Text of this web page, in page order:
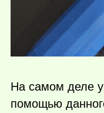
На самом деле
помощью